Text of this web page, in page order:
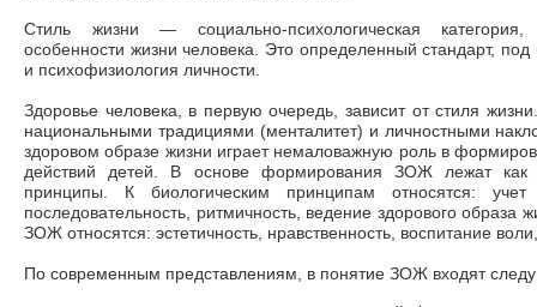
Стиль жизни — социально-психологическая
особенности жизни человека. Это определенный стандарт, под
и психофизиология личности.
Здоровье человека, в первую очередь, зависит от стиля
национальными традициями (менталитет) и личностными
здоровом образе жизни играет немаловажную роль в
действий детей. В основе формирования ЗОЖ лежат как
принципы. К биологическим принципам относятся: учет
последовательность, ритмичность, ведение здорового
ЗОЖ относятся: эстетичность, нравственность, воспитание
По современным представлениям, в понятие ЗОЖ входят